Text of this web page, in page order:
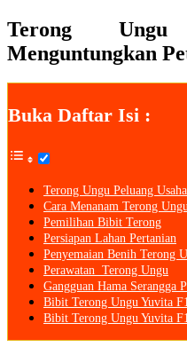
Terong
Menguntungkan
Buka Daftar Isi :
Terong Ungu Peluang
Cara Menanam Terong
Pemilihan Bibit Terong
Persiapan Lahan Pertanian
Penyemaian Benih Terong
Perawatan Terong Ungu
Gangguan Hama Serangga
Bibit Terong Ungu Yuvita
Bibit Terong Ungu Yuvita